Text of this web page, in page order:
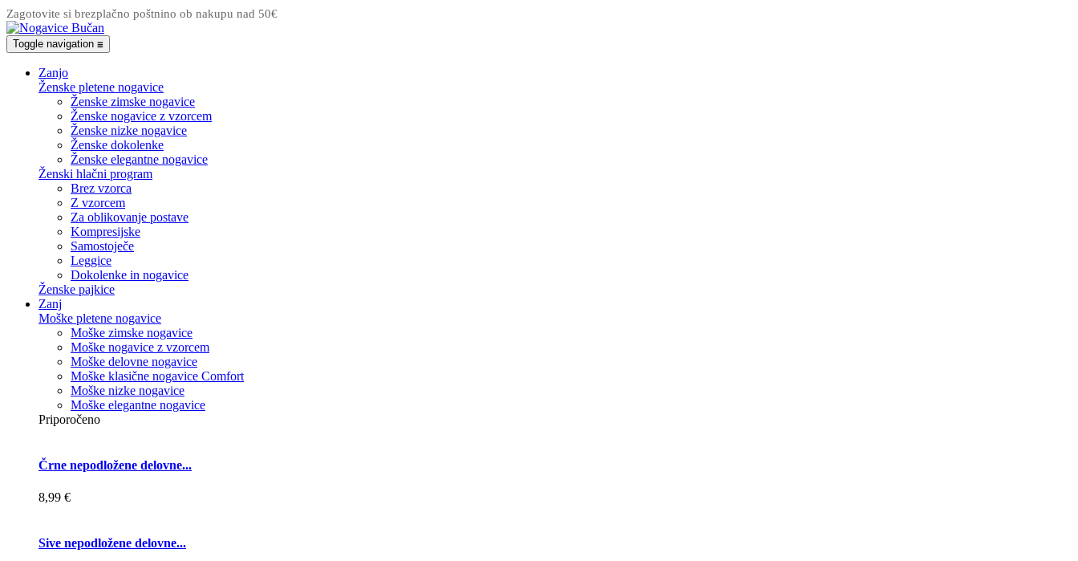
Zagotovite si brezplačno poštnino ob nakupu nad 50€
Toggle navigation ☰
Zanjo
Ženske pletene nogavice
Ženske zimske nogavice
Ženske nogavice z vzorcem
Ženske nizke nogavice
Ženske dokolenke
Ženske elegantne nogavice
Ženski hlačni program
Brez vzorca
Z vzorcem
Za oblikovanje postave
Kompresijske
Samostoječe
Leggice
Dokolenke in nogavice
Ženske pajkice
Zanj
Moške pletene nogavice
Moške zimske nogavice
Moške nogavice z vzorcem
Moške delovne nogavice
Moške klasične nogavice Comfort
Moške nizke nogavice
Moške elegantne nogavice
Priporočeno
Črne nepodložene delovne...
8,99 €
Sive nepodložene delovne...